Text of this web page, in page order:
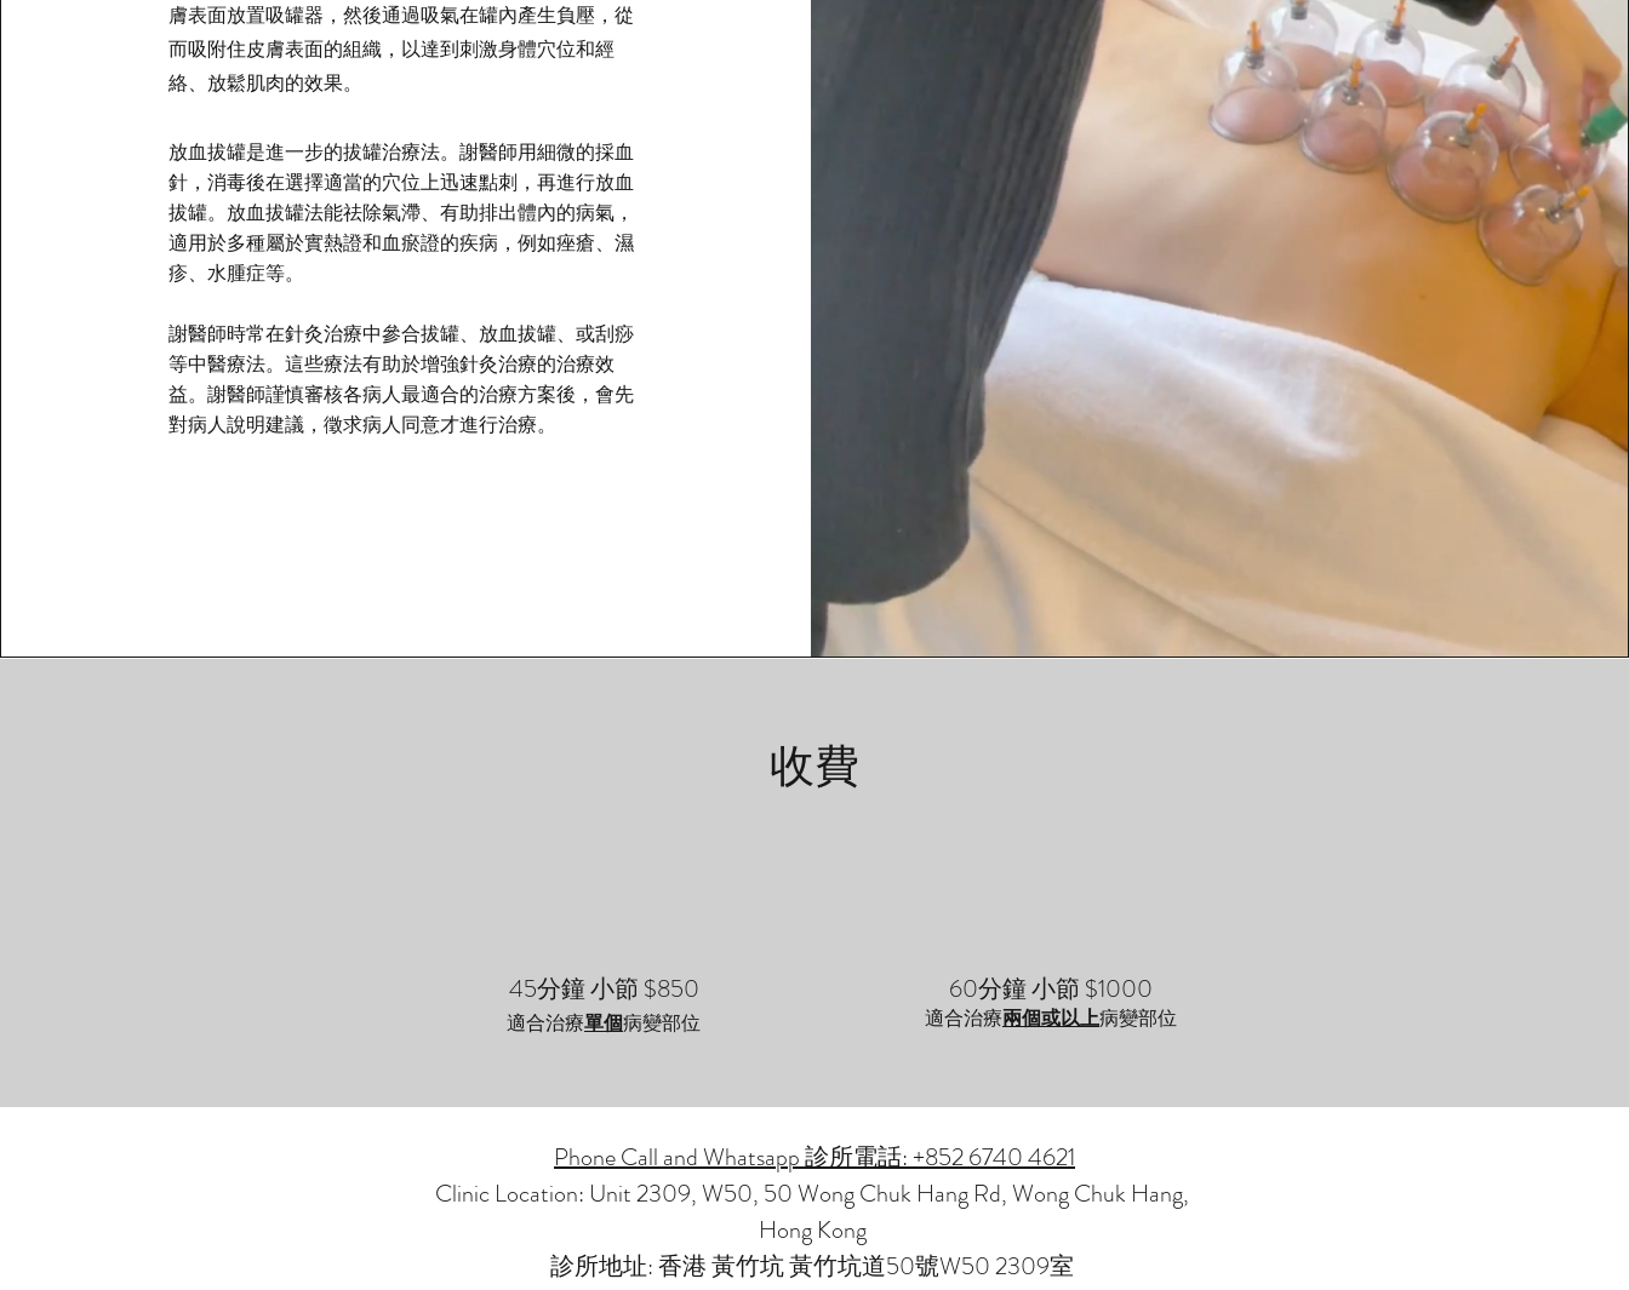
膚表面放置吸罐器，然後通過吸氣在罐內產生負壓，從
而吸附住皮膚表面的組織，以達到刺激身體穴位和經
絡、放鬆肌肉的效果。
放血拔罐是進一步的拔罐治療法。謝醫師用細微的採血
針，消毒後在選擇適當的穴位上迅速點刺，再進行放血
拔罐。放血拔罐法能祛除氣滯、有助排出體內的病氣，
適用於多種​屬於實熱證和血瘀證​的疾病 ，例如痤瘡、濕
疹、水腫症等。
謝醫師時常在針灸治療中參合拔罐、放血拔罐、或刮痧
等中醫療法。這些療法有助於增強針灸治療的治療效
益。謝醫師謹慎審核各病人最適合的治療方案後，會先
對病人說明建議，徵求病人同意才進行治療。
收費
45分鐘 小節 $850
適合治療單個病變部位
60分鐘 小節 $1000
適合治療兩個或以上病變部位
Phone Call and Whatsapp 診所電話: +852 6740 4621
Clinic Location: Unit 2309, W50, 50 Wong Chuk Hang Rd, Wong Chuk Hang,
Hong Kong
診所地址: 香港 黃竹坑 黃竹坑道50號W50 2309室